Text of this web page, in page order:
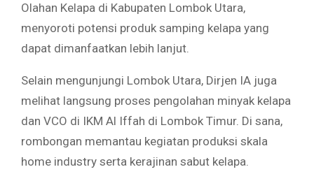
Olahan Kelapa di Kabupaten Lombok Utara,
menyoroti potensi produk samping kelapa yang
dapat dimanfaatkan lebih lanjut.
Selain mengunjungi Lombok Utara, Dirjen IA juga
melihat langsung proses pengolahan minyak kelapa
dan VCO di IKM Al Iffah di Lombok Timur. Di sana,
rombongan memantau kegiatan produksi skala
home industry serta kerajinan sabut kelapa.